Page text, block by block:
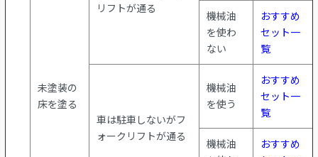
未塗装の
床を塗る
リフトが通る
機械油
を使わ
ない
おすすめ
セット一
覧
車は駐車しないがフ
ォークリフトが通る
機械油
を使う
おすすめ
セット一
覧
機械油
おすすめ